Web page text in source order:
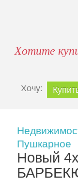
Хотите
Xочу:
Пушкарное
Новый